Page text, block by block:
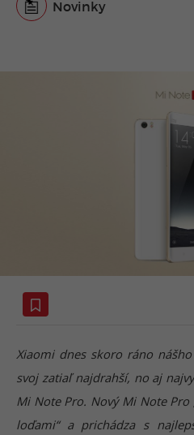
Novinky
Xiaomi dnes skoro ráno
svoj zatiaľ najdrahší, no aj
Mi Note Pro. Nový Mi Note
loďami“ a prichádza s